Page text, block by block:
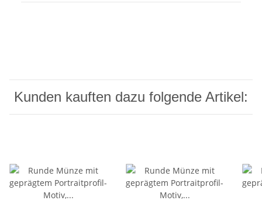
Kunden kauften dazu folgende Artikel: